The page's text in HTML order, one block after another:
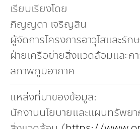
เรียบเรียงโดย
ภิญญดา เจริญสิน
ผู้จัดการโครงการอาวุโสและรัก
ฝ่ายเครือข่ายสิ่งแวดล้อมและก
สภาพภูมิอากาศ
แหล่งที่มาของข้อมูล:
นักงานนโยบายและแผนทรัพย